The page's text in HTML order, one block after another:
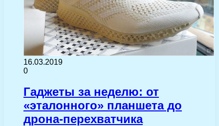
16.03.2019
0
Гаджеты за неделю: от
«эталонного» планшета до
дрона-перехватчика